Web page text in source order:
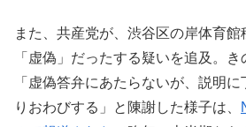
また、共産党が、渋谷区の岸体育
「虚偽」だったする疑いを追及。
「虚偽答弁にあたらないが、説明
りおわびする」と陳謝した様子は、